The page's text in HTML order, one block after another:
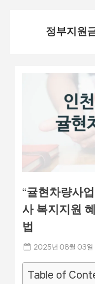
정부지원
“귤현차량사
사 복지지원
법
Posted
2025년 08월 03일
Table of